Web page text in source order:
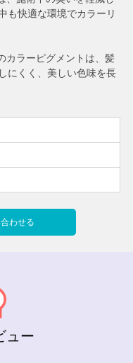
わせる
も快適な環境でカラーリ
カラーピグメントは、髪
にくく、美しい色味を長
ュー